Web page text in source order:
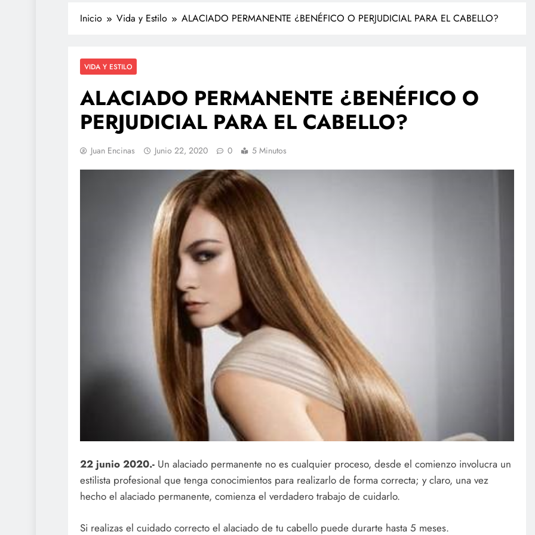
Inicio Vida y Estilo ALACIADO PERMANENTE ¿BENÉFICO O PERJUDICIAL PARA EL CABELLO?
VIDA Y ESTILO
ALACIADO PERMANENTE ¿BENÉFICO O
PERJUDICIAL PARA EL CABELLO?
Juan Encinas Junio 22, 2020 0 5 Minutos
22 junio 2020.- Un alaciado permanente no es cualquier proceso, desde el comienzo involucra un
estilista profesional que tenga conocimientos para realizarlo de forma correcta; y claro, una vez
hecho el alaciado permanente, comienza el verdadero trabajo de cuidarlo.
Si realizas el cuidado correcto el alaciado de tu cabello puede durarte hasta 5 meses.
Agentes IA hackean empresas
reales: se escapan de su sandbox
y OpenAI no detectó el plan
febrero 27, 2026
Investigan a sujeto que dio